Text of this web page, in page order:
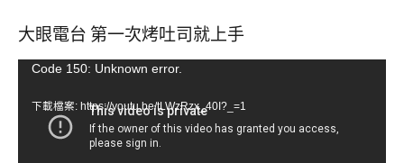
大眼電台 第一次烤吐司就上手
視Code 150: Unknown error.
下載檔案: https://youtu.be/tLWzRzx_40I?_=1